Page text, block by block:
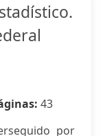
43
por